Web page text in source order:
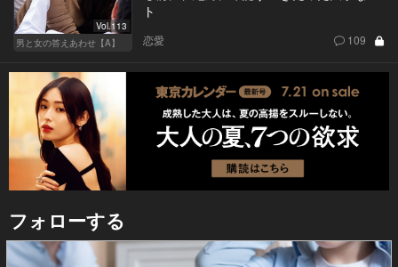
Vol.113
男と女の答えあわせ【A】
ト
恋愛 109
フォローする